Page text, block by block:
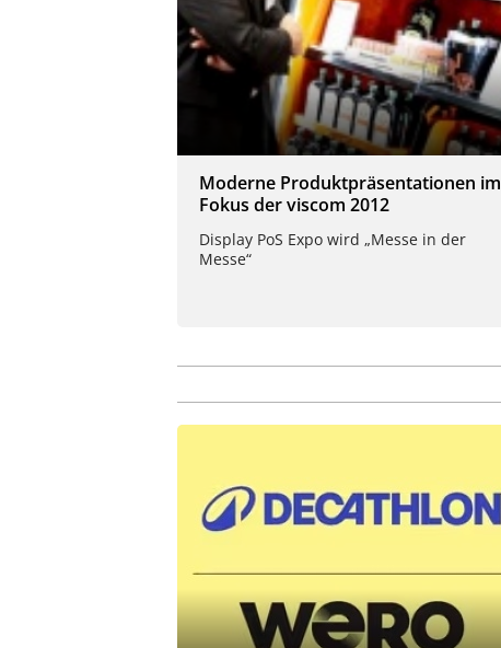
Moderne Produktpräsentationen im
Fokus der viscom 2012
Display PoS Expo wird „Messe in der
Messe“